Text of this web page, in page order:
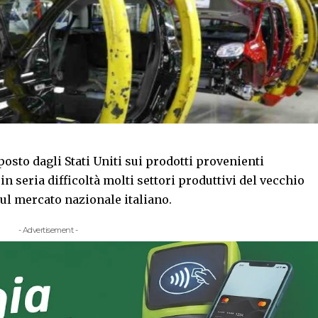
dagli Stati Uniti sui prodotti provenienti
seria difficoltà molti settori produttivi del vecchio
mercato nazionale italiano.
- Advertisement -